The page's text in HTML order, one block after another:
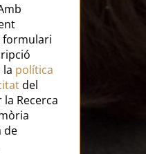
formulari
la política
del
Recerca
de